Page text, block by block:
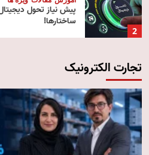
2
پیش‌ نیاز تحول
ساختارها!
3
آموزش
تکنولوژی مقالات ویژه ها
هوش مصنوعی
تجارت الکترونیک